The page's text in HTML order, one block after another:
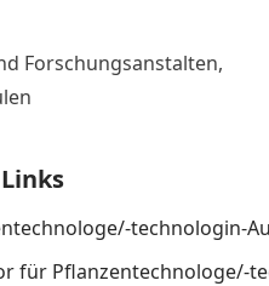
Forschungsanstalten,
technologin-
für Pflanzentechnologe/-